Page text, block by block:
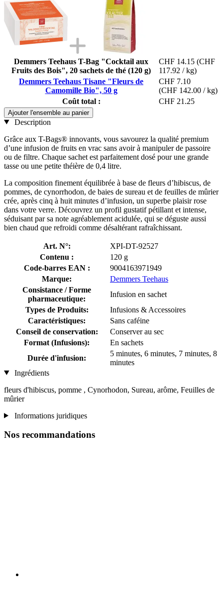
Demmers Teehaus T-Bag "Cocktail aux
Fruits des Bois", 20 sachets de thé (120 g)
CHF 14.15 (CHF
117.92 / kg)
Demmers Teehaus Tisane "Fleurs de
Camomille Bio", 50 g
CHF 7.10
(CHF 142.00 / kg)
Coût total :
CHF 21.25
Ajouter l'ensemble au panier
Description
Grâce aux T-Bags® innovants, vous savourez la qualité premium
d’une infusion de fruits en vrac sans avoir à manipuler de passoire
ou de filtre. Chaque sachet est parfaitement dosé pour une grande
tasse ou une petite théière de 0,4 litre.
La composition finement équilibrée à base de fleurs d’hibiscus, de
pommes, de cynorrhodon, de baies de sureau et de feuilles de mûrier
crée, après cinq à huit minutes d’infusion, un superbe plaisir rose
dans votre verre. Découvrez un profil gustatif pétillant et intense,
séduisant par sa note agréablement acidulée, qui se déguste aussi
bien chaud que refroidi comme désaltérant rafraîchissant.
Art. N°:
XPI-DT-92527
Contenu :
120 g
Code-barres EAN :
9004163971949
Marque:
Demmers Teehaus
Consistance / Forme
pharmaceutique:
Infusion en sachet
Types de Produits:
Infusions & Accessoires
Caractéristiques:
Sans caféine
Conseil de conservation:
Conserver au sec
Format (Infusions):
En sachets
Durée d'infusion:
5 minutes, 6 minutes, 7 minutes, 8
minutes
Ingrédients
fleurs d'hibiscus, pomme , Cynorhodon, Sureau, arôme, Feuilles de
mûrier
Informations juridiques
Nos recommandations